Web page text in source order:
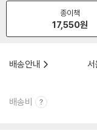
종이책
17,550원
배송안내
서
배송비